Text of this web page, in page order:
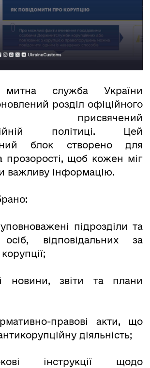
служба України
розділ офіційного
присвячений
політиці. Цей
блок створено для
прозорості, щоб кожен міг
важливу інформацію.
підрозділи та
відповідальних за
новини, звіти та плани
правові акти, що
діяльність;
інструкції щодо